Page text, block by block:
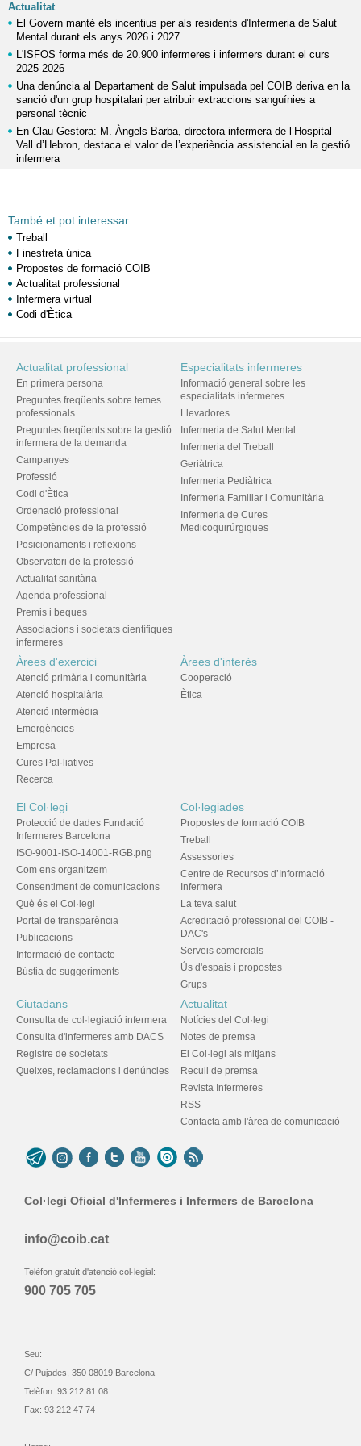
Actualitat
El Govern manté els incentius per als residents d'Infermeria de Salut
Mental durant els anys 2026 i 2027
L'ISFOS forma més de 20.900 infermeres i infermers durant el curs
2025-2026
Una denúncia al Departament de Salut impulsada pel COIB deriva en la
sanció d'un grup hospitalari per atribuir extraccions sanguínies a
personal tècnic
En Clau Gestora: M. Àngels Barba, directora infermera de l’Hospital
Vall d’Hebron, destaca el valor de l’experiència assistencial en la gestió
infermera
També et pot interessar ...
Treball
Finestreta única
Propostes de formació COIB
Actualitat professional
Infermera virtual
Codi d'Ètica
Actualitat professional
En primera persona
Preguntes freqüents sobre temes
professionals
Preguntes freqüents sobre la gestió
infermera de la demanda
Campanyes
Professió
Codi d'Ètica
Ordenació professional
Competències de la professió
Posicionaments i reflexions
Observatori de la professió
Actualitat sanitària
Agenda professional
Premis i beques
Associacions i societats científiques
infermeres
Especialitats infermeres
Informació general sobre les
especialitats infermeres
Llevadores
Infermeria de Salut Mental
Infermeria del Treball
Geriàtrica
Infermeria Pediàtrica
Infermeria Familiar i Comunitària
Infermeria de Cures
Medicoquirúrgiques
Àrees d'exercici
Atenció primària i comunitària
Atenció hospitalària
Atenció intermèdia
Emergències
Empresa
Cures Pal·liatives
Recerca
Àrees d'interès
Cooperació
Ètica
El Col·legi
Protecció de dades Fundació
Infermeres Barcelona
ISO-9001-ISO-14001-RGB.png
Com ens organitzem
Consentiment de comunicacions
Què és el Col·legi
Portal de transparència
Publicacions
Informació de contacte
Bústia de suggeriments
Col·legiades
Propostes de formació COIB
Treball
Assessories
Centre de Recursos d’Informació
Infermera
La teva salut
Acreditació professional del COIB -
DAC's
Serveis comercials
Ús d'espais i propostes
Grups
Ciutadans
Consulta de col·legiació infermera
Consulta d'infermeres amb DACS
Registre de societats
Queixes, reclamacions i denúncies
Actualitat
Notícies del Col·legi
Notes de premsa
El Col·legi als mitjans
Recull de premsa
Revista Infermeres
RSS
Contacta amb l'àrea de comunicació
Col·legi Oficial d'Infermeres i Infermers de Barcelona
info@coib.cat
Telèfon gratuït d'atenció col·legial:
900 705 705
Seu:
C/ Pujades, 350 08019 Barcelona
Telèfon: 93 212 81 08
Fax: 93 212 47 74